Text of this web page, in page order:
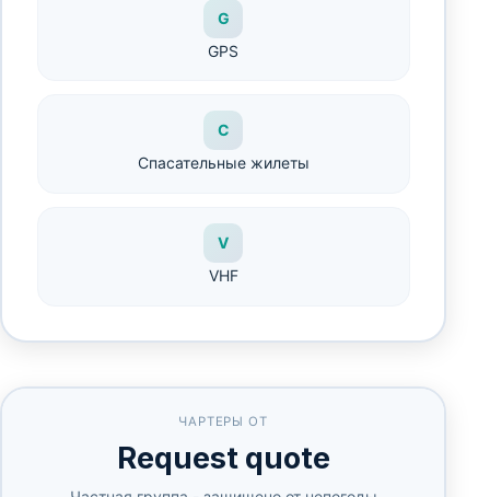
G
GPS
С
Спасательные жилеты
V
VHF
ЧАРТЕРЫ ОТ
Request quote